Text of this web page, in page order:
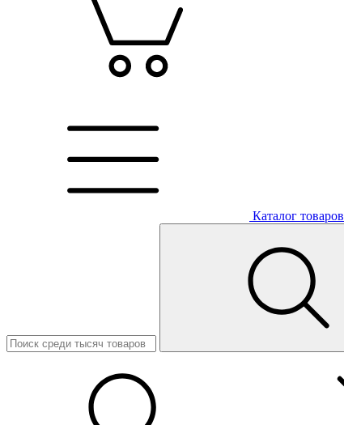
Каталог товаров